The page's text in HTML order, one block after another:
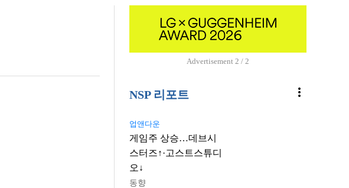
Advertisement 2 / 2
NSP 리포트 more_vert
업앤다운
게임주 상승…데브시
스터즈↑·고스트스튜디
오↓
동향